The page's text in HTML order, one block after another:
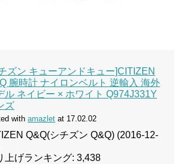
ズン キューアンドキュー]CITIZEN
腕時計 ナイロンベルト 逆輸入 海外
ル ネイビー × ホワイト Q974J331Y
ズ
with amazlet at 17.02.02
Q&Q(シチズン Q&Q) (2016-12-
上げランキング: 3,438